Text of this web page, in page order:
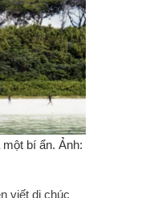
bí ẩn. Ảnh:
viết di chúc